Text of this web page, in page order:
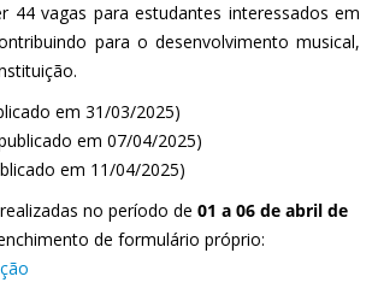
44 vagas para estudantes interessados em
para o desenvolvimento musical,
em 31/03/2025)
em 07/04/2025)
em 11/04/2025)
no período de 01 a 06 de abril de
de formulário próprio: